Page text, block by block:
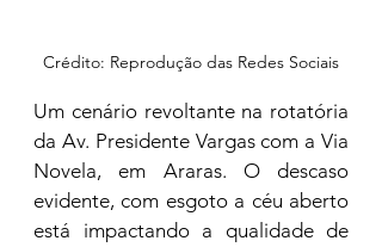
Crédito: Reprodução das Redes Sociais
Um cenário revoltante na rotatória
da Av. Presidente Vargas com a Via
Novela, em Araras. O descaso
evidente, com esgoto a céu aberto
está impactando a qualidade de